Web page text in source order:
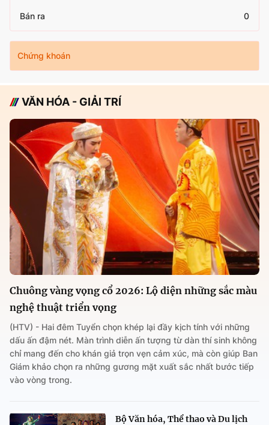
Bán ra 0
Chứng khoán
VĂN HÓA - GIẢI TRÍ
Chuông vàng vọng cổ 2026: Lộ diện những sắc màu
nghệ thuật triển vọng
(HTV) - Hai đêm Tuyển chọn khép lại đầy kịch tính với những
dấu ấn đậm nét. Màn trình diễn ấn tượng từ dàn thí sinh không
chỉ mang đến cho khán giả trọn vẹn cảm xúc, mà còn giúp Ban
Giám khảo chọn ra những gương mặt xuất sắc nhất bước tiếp
vào vòng trong.
Bộ Văn hóa, Thể thao và Du lịch